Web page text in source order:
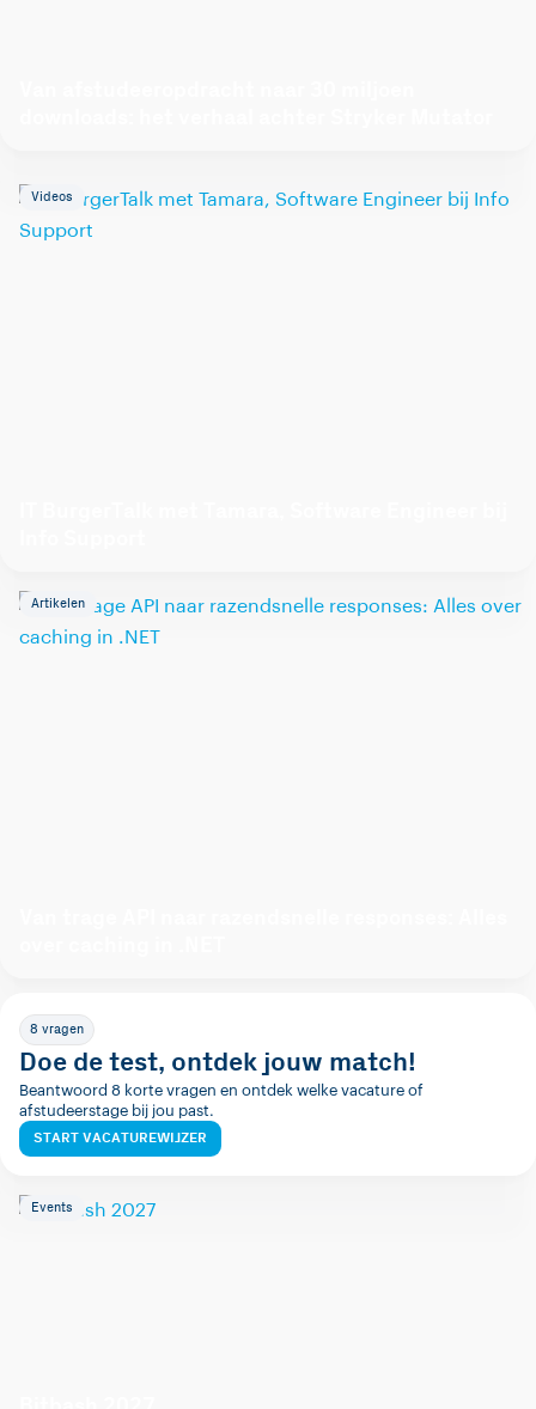
Videos
Artikelen
8 vragen
Doe de test, ontdek jouw match!
Beantwoord 8 korte vragen en ontdek welke vacature of
afstudeerstage bij jou past.
START VACATUREWIJZER
Events